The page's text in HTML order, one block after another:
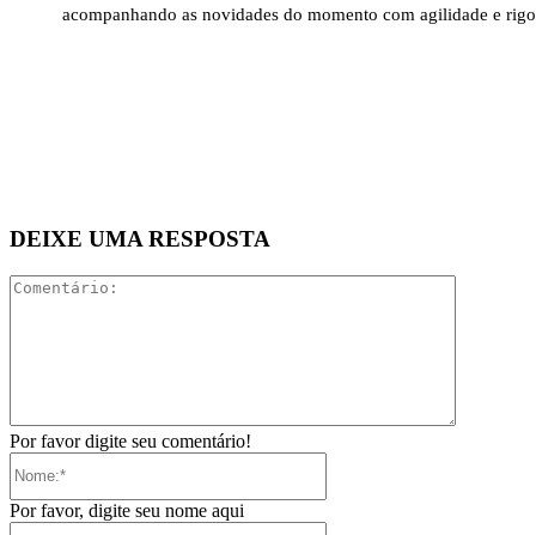
acompanhando as novidades do momento com agilidade e
DEIXE UMA RESPOSTA
Por favor digite seu comentário!
Por favor, digite seu nome aqui